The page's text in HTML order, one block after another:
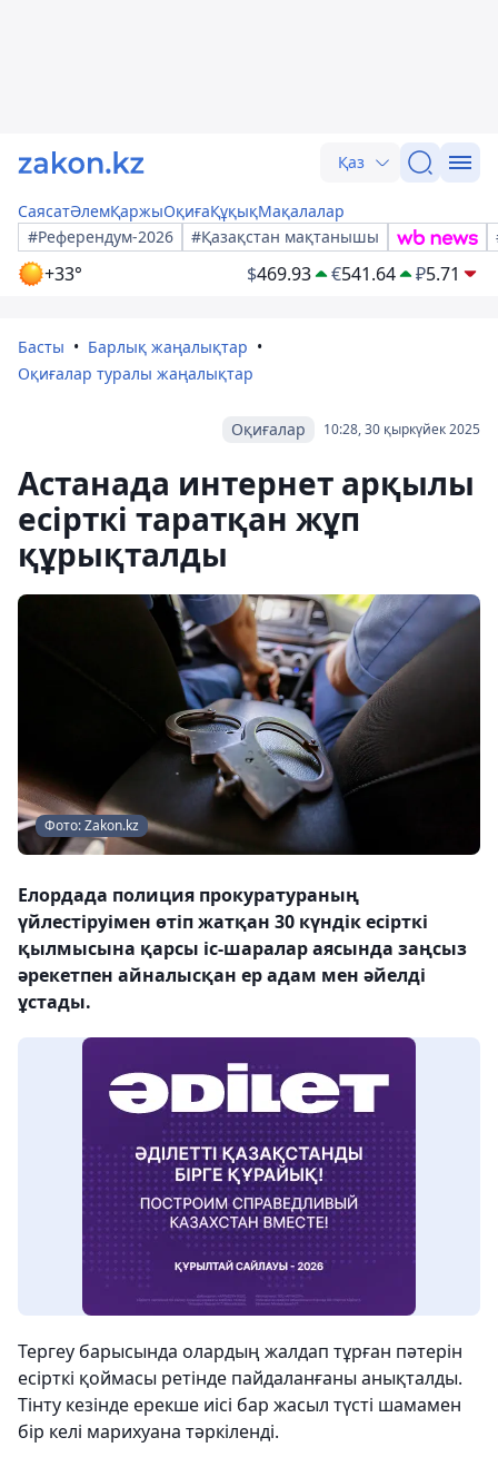
Қаз
СаясатӘлемҚаржыОқиғаҚұқықМақалалар
#Референдум-2026
#Қазақстан мақтанышы
+33° $469.93 €541.64 ₽5.71
Басты
Барлық жаңалықтар
Оқиғалар туралы жаңалықтар
10:28, 30 қыркүйек 2025
Оқиғалар
Астанада интернет арқылы
есірткі таратқан жұп
құрықталды
Фото: Zakon.kz
Елордада полиция прокуратураның
үйлестіруімен өтіп жатқан 30 күндік есірткі
қылмысына қарсы іс-шаралар аясында заңсыз
әрекетпен айналысқан ер адам мен әйелді
ұстады.
Тергеу барысында олардың жалдап тұрған пәтерін
есірткі қоймасы ретінде пайдаланғаны анықталды.
Тінту кезінде ерекше иісі бар жасыл түсті шамамен
бір келі марихуана тәркіленді.